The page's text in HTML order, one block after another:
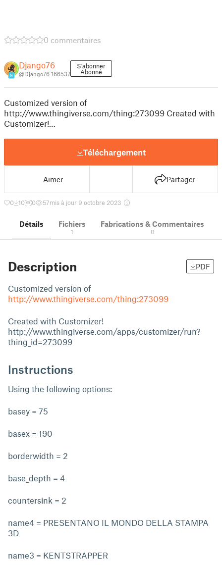
0 commentaires
9
Django76
@Django76_166537
S'abonner
Abonné
Customized version of
http://www.thingiverse.com/thing:273099 Created with
Customizer!…
Téléchargement
Aimer Partager
0 10 0 57mis à jour 9 octobre 2023
Détails Fichiers
1
Fabrications & Commentaires
0
Description PDF
Customized version of
http://www.thingiverse.com/thing:273099
Created with Customizer!
http://www.thingiverse.com/apps/customizer/run?
thing_id=273099
Instructions
Using the following options:
basey = 75
basex = 190
borderwidth = 2
base_depth = 4
countersink = 2
name4 = PRESENTANO IL MONDO DELLA STAMPA
3D
name3 = KENTSTRAPPER